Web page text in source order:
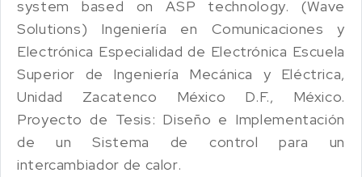
system based on ASP technology. (Wave
Solutions) Ingeniería en Comunicaciones y
Electrónica Especialidad de Electrónica Escuela
Superior de Ingeniería Mecánica y Eléctrica,
Unidad Zacatenco México D.F., México.
Proyecto de Tesis: Diseño e Implementación
de un Sistema de control para un
intercambiador de calor.